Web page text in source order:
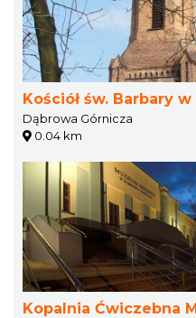
Kościół św. Barbary
Dąbrowa Górnicza
0.04 km
Kopalnia Ćwiczebna